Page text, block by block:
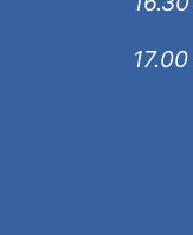
17.00